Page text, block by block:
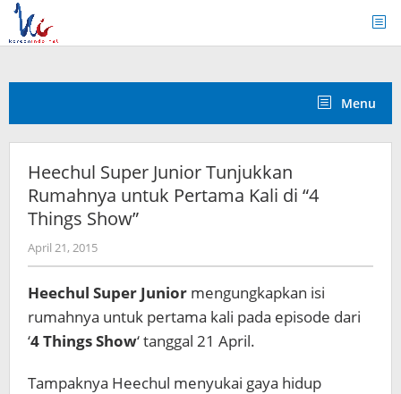
Skip
content
Menu
Heechul Super Junior Tunjukkan
Rumahnya untuk Pertama Kali di “4
Things Show”
April 21, 2015by
Koreanindo
Heechul Super Junior mengungkapkan isi
rumahnya untuk pertama kali pada episode dari
‘4 Things Show‘ tanggal 21 April.
Tampaknya Heechul menyukai gaya hidup